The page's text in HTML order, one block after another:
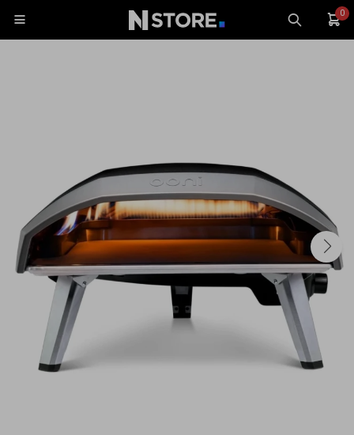
0

Tecnología
TV y Audio
Celulares
Tablets
Wearables
Accesorios
Monitores